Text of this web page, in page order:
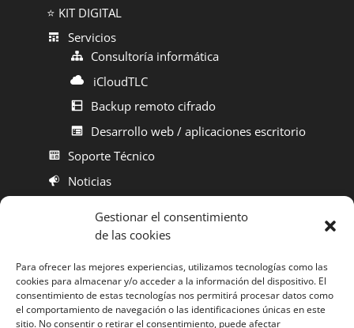
Gestionar el consentimiento
de las cookies
Para ofrecer las mejores experiencias, utilizamos tecnologías como las
cookies para almacenar y/o acceder a la información del dispositivo. El
consentimiento de estas tecnologías nos permitirá procesar datos como
el comportamiento de navegación o las identificaciones únicas en este
sitio. No consentir o retirar el consentimiento, puede afectar
⭐ KIT DIGITAL
Servicios
Consultoría informática
iCloudTLC
Backup remoto cifrado
Desarrollo web / aplicaciones escritorio
Soporte Técnico
Noticias
Aviso Legal